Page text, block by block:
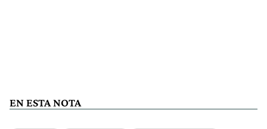
EN ESTA NOTA